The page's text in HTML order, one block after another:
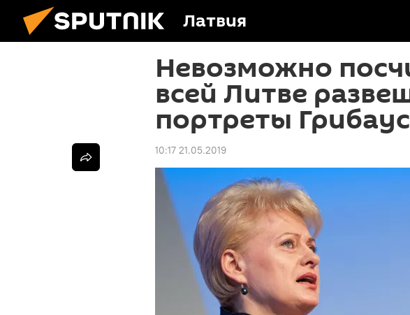
Латвия
Невозможно
всей Литве
портреты
10:17 21.05.2019